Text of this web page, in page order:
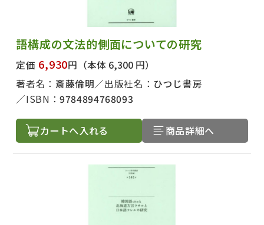
語構成の文法的側面についての研究
定価 6,930円 （本体 6,300 円）
著者名： 斎藤倫明 出版社名： ひつじ書房
ISBN：9784894768093
カートへ入れる 商品詳細へ